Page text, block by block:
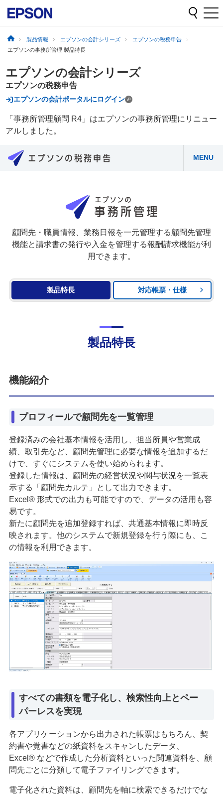
製品情報 エプソンの会計シリーズ
エプソンの税務申告
エプソンの事務所管理 製品特長
エプソンの会計シリーズ
エプソンの税務申告
エプソンの会計ポータルにログイン
「事務所管理顧問 R4」はエプソンの事務所管理にリニュー
アルしました。
MENU
顧問先・職員情報、業務日報を一元管理する顧問先管理
機能と請求書の発行や入金を管理する報酬請求機能が利
用できます。
製品特長 対応帳票・仕様
製品特長
機能紹介
プロフィールで顧問先を一覧管理
登録済みの会社基本情報を活用し、担当所員や営業成
績、取引先など、顧問先管理に必要な情報を追加するだ
けで、すぐにシステムを使い始められます。
登録した情報は、顧問先の経営状況や関与状況を一覧表
示する「顧問先カルテ」として出力できます。
Excel® 形式での出力も可能ですので、データの活用も容
易です。
新たに顧問先を追加登録すれば、共通基本情報に即時反
映されます。他のシステムで新規登録を行う際にも、こ
の情報を利用できます。
すべての書類を電子化し、検索性向上とペー
パーレスを実現
各アプリケーションから出力された帳票はもちろん、契
約書や覚書などの紙資料をスキャンしたデータ、
Excel® などで作成した分析資料といった関連資料を、顧
問先ごとに分類して電子ファイリングできます。
電子化された資料は、顧問先を軸に検索できるだけでな